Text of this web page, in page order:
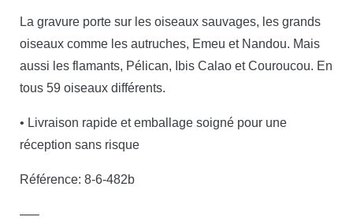
La gravure porte sur les oiseaux sauvages, les grands
oiseaux comme les autruches, Emeu et Nandou. Mais
aussi les flamants, Pélican, Ibis Calao et Couroucou. En
tous 59 oiseaux différents.
• Livraison rapide et emballage soigné pour une
réception sans risque
Référence: 8-6-482b
—–